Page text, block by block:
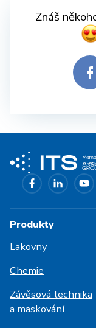
Znáš
Produkty
Lakovny
Chemie
Závěsová technika
a maskování